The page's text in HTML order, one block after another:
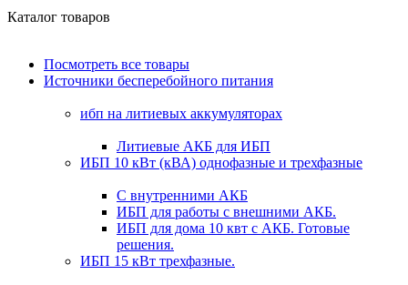
Каталог товаров
Посмотреть все товары
Источники бесперебойного питания
ибп на литиевых аккумуляторах
Литиевые АКБ для ИБП
ИБП 10 кВт (кВА) однофазные и трехфазные
С внутренними АКБ
ИБП для работы с внешними АКБ.
ИБП для дома 10 квт с АКБ. Готовые
решения.
ИБП 15 кВт трехфазные.